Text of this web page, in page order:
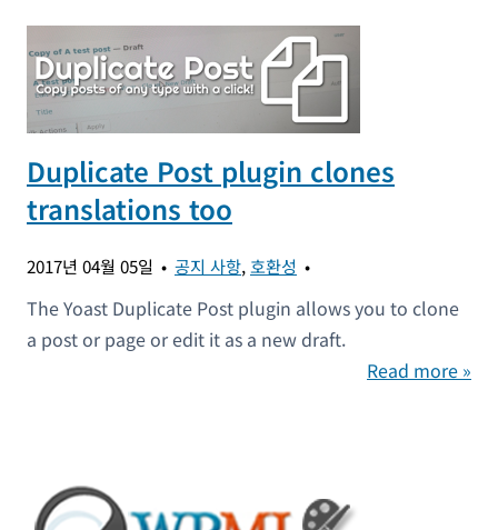
Duplicate Post plugin clones
translations too
2017년 04월 05일 공지 사항,호환성
The Yoast Duplicate Post plugin allows you to clone
a post or page or edit it as a new draft.
Read more »